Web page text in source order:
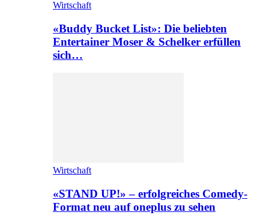
Wirtschaft
«Buddy Bucket List»: Die beliebten
Entertainer Moser & Schelker erfüllen
sich…
Wirtschaft
«STAND UP!» – erfolgreiches Comedy-
Format neu auf oneplus zu sehen